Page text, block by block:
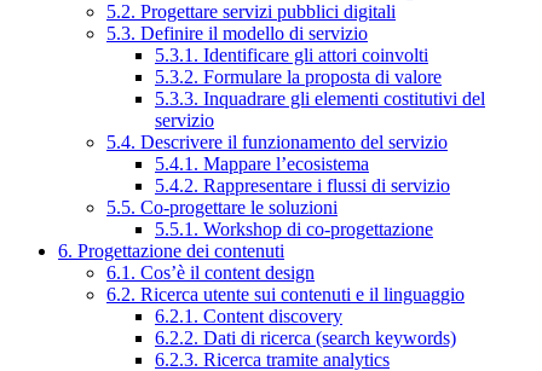
5.2. Progettare servizi pubblici digitali
5.3. Definire il modello di servizio
5.3.1. Identificare gli attori coinvolti
5.3.2. Formulare la proposta di valore
5.3.3. Inquadrare gli elementi costitutivi del
servizio
5.4. Descrivere il funzionamento del servizio
5.4.1. Mappare l’ecosistema
5.4.2. Rappresentare i flussi di servizio
5.5. Co-progettare le soluzioni
5.5.1. Workshop di co-progettazione
6. Progettazione dei contenuti
6.1. Cos’è il content design
6.2. Ricerca utente sui contenuti e il linguaggio
6.2.1. Content discovery
6.2.2. Dati di ricerca (search keywords)
6.2.3. Ricerca tramite analytics